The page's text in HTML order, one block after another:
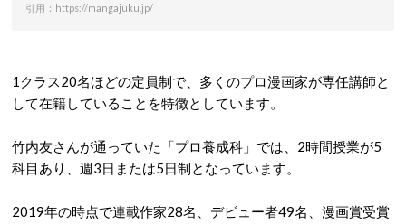
引用：https://mangajuku.jp/
1クラス20名ほどの定員制で、多くのプロ漫画家が専任講師と
して在籍していることを特徴としています。
竹内友さんが通っていた「プロ養成科」では、2時間授業が5
科目あり、週3日または5日制となっています。
2019年の時点で連載作家28名、デビュー者49名、漫画賞受賞